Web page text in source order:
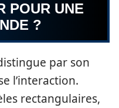
POUR UNE
?
par son
l’interaction.
rectangulaires,